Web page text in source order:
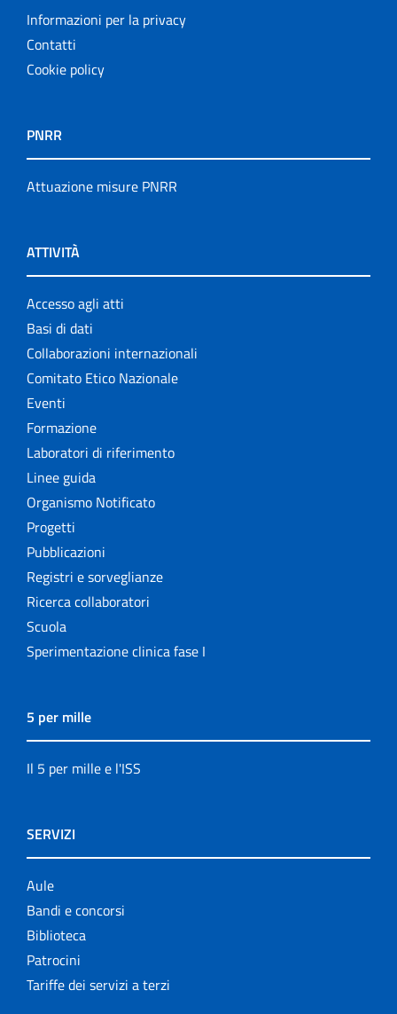
Informazioni per la privacy
Contatti
Cookie policy
PNRR
Attuazione misure PNRR
ATTIVITÀ
Accesso agli atti
Basi di dati
Collaborazioni internazionali
Comitato Etico Nazionale
Eventi
Formazione
Laboratori di riferimento
Linee guida
Organismo Notificato
Progetti
Pubblicazioni
Registri e sorveglianze
Ricerca collaboratori
Scuola
Sperimentazione clinica fase I
5 per mille
Il 5 per mille e l'ISS
SERVIZI
Aule
Bandi e concorsi
Biblioteca
Patrocini
Tariffe dei servizi a terzi